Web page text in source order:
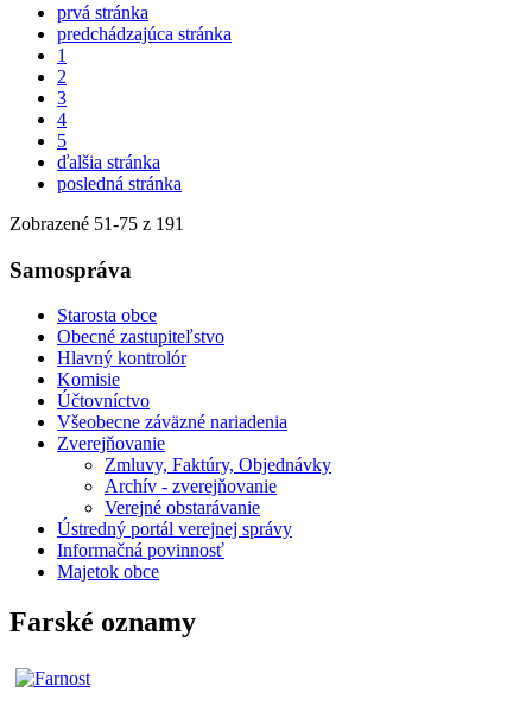
prvá stránka
predchádzajúca stránka
1
2
3
4
5
ďalšia stránka
posledná stránka
Zobrazené 51-75 z 191
Samospráva
Starosta obce
Obecné zastupiteľstvo
Hlavný kontrolór
Komisie
Účtovníctvo
Všeobecne záväzné nariadenia
Zverejňovanie
Zmluvy, Faktúry, Objednávky
Archív - zverejňovanie
Verejné obstarávanie
Ústredný portál verejnej správy
Informačná povinnosť
Majetok obce
Farské oznamy